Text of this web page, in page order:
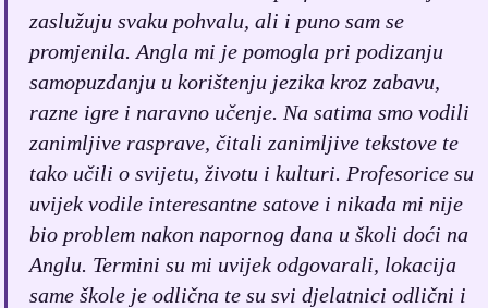
zaslužuju svaku pohvalu, ali i puno sam se
promjenila. Angla mi je pomogla pri podizanju
samopuzdanju u korištenju jezika kroz zabavu,
razne igre i naravno učenje. Na satima smo vodili
zanimljive rasprave, čitali zanimljive tekstove te
tako učili o svijetu, životu i kulturi. Profesorice su
uvijek vodile interesantne satove i nikada mi nije
bio problem nakon napornog dana u školi doći na
Anglu. Termini su mi uvijek odgovarali, lokacija
same škole je odlična te su svi djelatnici odlični i